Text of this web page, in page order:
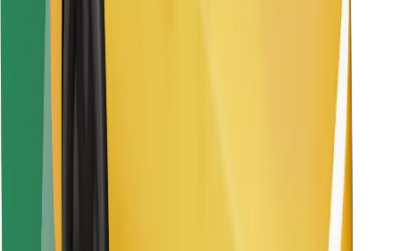
Slapukai
Atsisiųsti programėlę „Bolt“
Raskite savo mėgstamą maistą!